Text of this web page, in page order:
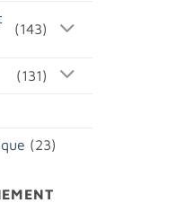
(143)
(131)
(23)